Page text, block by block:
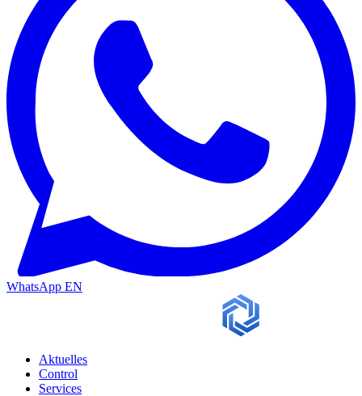
WhatsApp EN
Aktuelles
Control
Services